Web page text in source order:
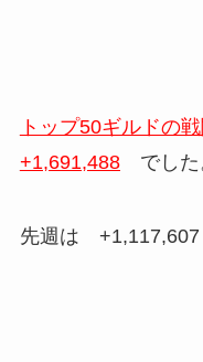
トップ50ギルドの
+1,691,488でした
先週は +1,117,607